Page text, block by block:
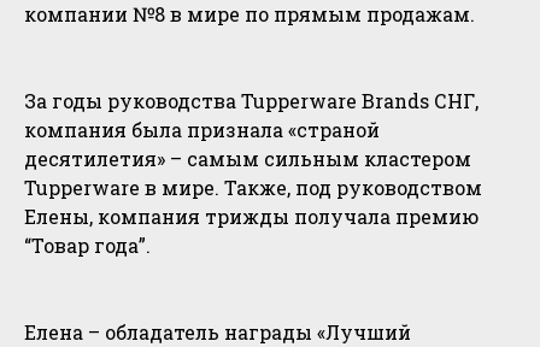
компании №8 в мире по прямым продажам.
За годы руководства Tupperware Brands СНГ,
компания была признала «страной
десятилетия» – самым сильным кластером
Tupperware в мире. Также, под руководством
Елены, компания трижды получала премию
“Товар года”.
Елена – обладатель награды «Лучший